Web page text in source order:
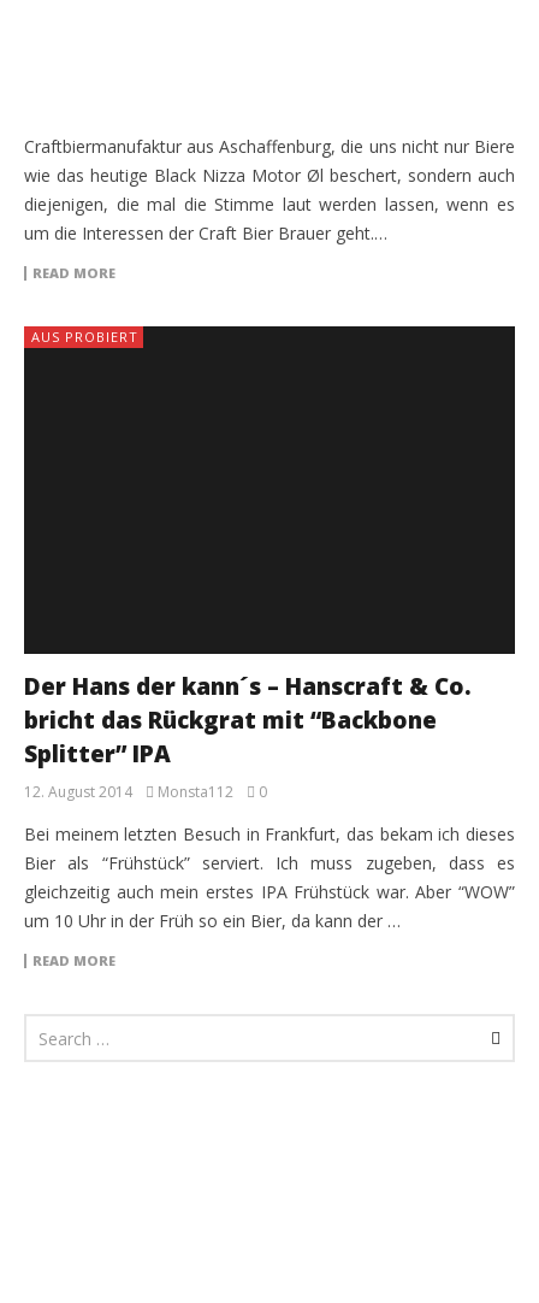
Craftbiermanufaktur aus Aschaffenburg, die uns nicht nur Biere
wie das heutige Black Nizza Motor Øl beschert, sondern auch
diejenigen, die mal die Stimme laut werden lassen, wenn es
um die Interessen der Craft Bier Brauer geht.…
READ MORE
AUS PROBIERT
Der Hans der kann´s – Hanscraft & Co.
bricht das Rückgrat mit “Backbone
Splitter” IPA
12. August 2014 Monsta112 0
Bei meinem letzten Besuch in Frankfurt, das bekam ich dieses
Bier als “Frühstück” serviert. Ich muss zugeben, dass es
gleichzeitig auch mein erstes IPA Frühstück war. Aber “WOW”
um 10 Uhr in der Früh so ein Bier, da kann der …
READ MORE